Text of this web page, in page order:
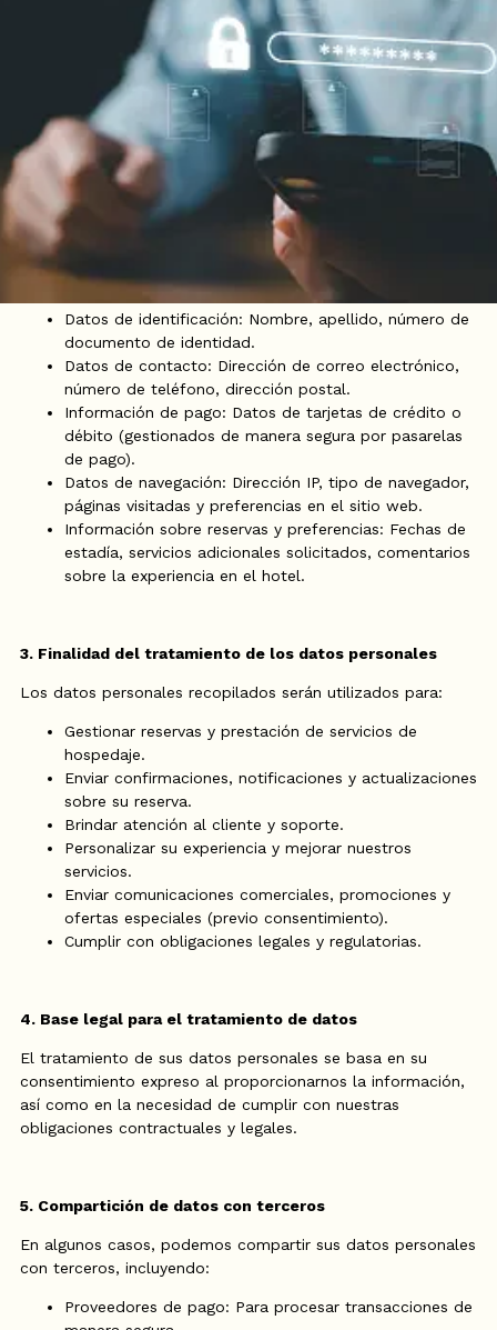
nuestros clientes y visitantes. Esta política explica cómo
recopilamos, usamos, almacenamos y protegemos sus
datos personales, de conformidad con la Ley 1581 de 2012 y
sus normas complementarias.
Al utilizar nuestro sitio web o nuestros servicios, usted
acepta los términos de esta política de privacidad.
2. Datos personales que recopilamos
Podemos recopilar los siguientes datos personales cuando
usted interactúa con nuestro sitio web o nuestros servicios:
Datos de identificación: Nombre, apellido, número de
documento de identidad.
Datos de contacto: Dirección de correo electrónico,
número de teléfono, dirección postal.
Información de pago: Datos de tarjetas de crédito o
débito (gestionados de manera segura por pasarelas
de pago).
Datos de navegación: Dirección IP, tipo de navegador,
páginas visitadas y preferencias en el sitio web.
Información sobre reservas y preferencias: Fechas de
estadía, servicios adicionales solicitados, comentarios
sobre la experiencia en el hotel.
3. Finalidad del tratamiento de los datos personales
Los datos personales recopilados serán utilizados para:
Gestionar reservas y prestación de servicios de
hospedaje.
Enviar confirmaciones, notificaciones y actualizaciones
sobre su reserva.
Brindar atención al cliente y soporte.
Personalizar su experiencia y mejorar nuestros
servicios.
Enviar comunicaciones comerciales, promociones y
ofertas especiales (previo consentimiento).
Cumplir con obligaciones legales y regulatorias.
4. Base legal para el tratamiento de datos
El tratamiento de sus datos personales se basa en su
consentimiento expreso al proporcionarnos la información,
así como en la necesidad de cumplir con nuestras
obligaciones contractuales y legales.
5. Compartición de datos con terceros
En algunos casos, podemos compartir sus datos personales
con terceros, incluyendo:
Proveedores de pago: Para procesar transacciones de